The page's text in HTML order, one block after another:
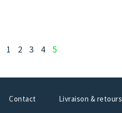
1 2 3 4 5
Contact Livraison & retours